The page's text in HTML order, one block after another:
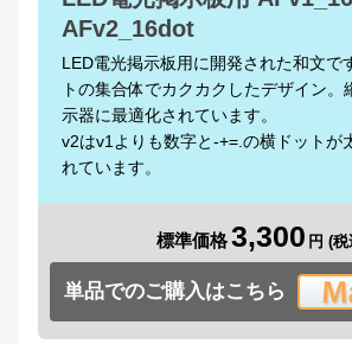
AFv2_16dot
LED電光掲示板用に開発された和文で
トの集合体でカクカクしたデザイン。
示器に最適化されています。
v2はv1よりも数字と-+=.の横ドットが
れています。
標準価格 3,300
単品でのご購入はこちら